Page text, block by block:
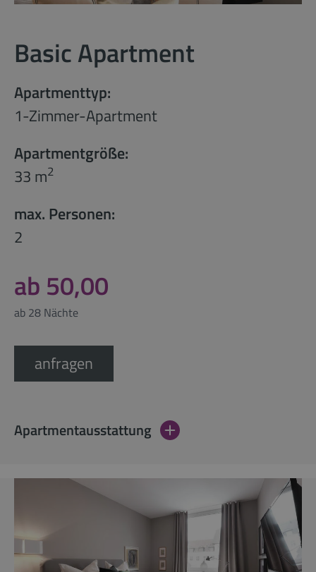
Basic Apartment
Apartmenttyp:
1-Zimmer-Apartment
Apartmentgröße:
33 m2
max. Personen:
2
ab 50,00
ab 28 Nächte
anfragen
Apartmentausstattung